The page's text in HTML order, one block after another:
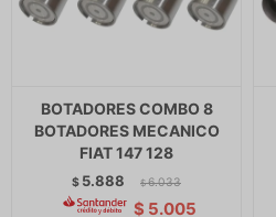
BOTADORES COMBO 8
BOTADORES MECANICO
FIAT 147 128
$ 5.888 $ 6.033
$ 5.005